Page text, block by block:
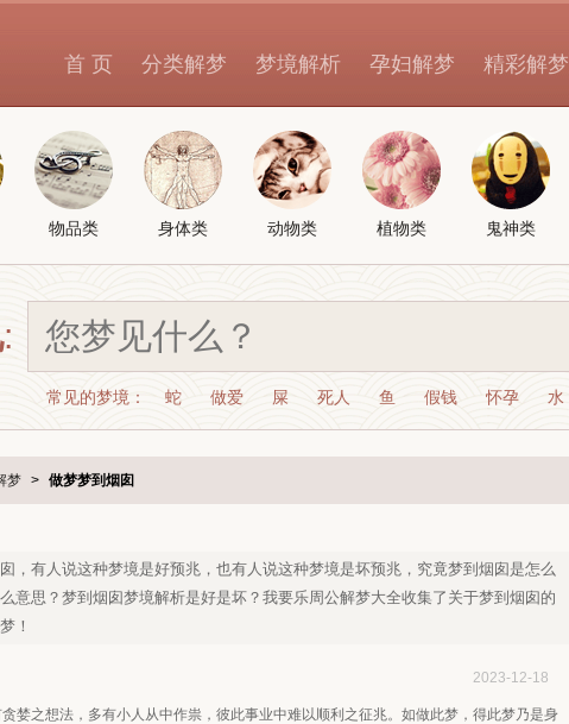
首 页 分类解梦 梦境解析 孕妇解梦 精彩解梦
物品类 身体类 动物类 植物类 鬼神类
:
常见的梦境： 蛇 做爱 屎 死人 鱼 假钱 怀孕 水
梦 > 做梦梦到烟囱
，有人说这种梦境是好预兆，也有人说这种梦境是坏预兆，究竟梦到烟囱是怎么
意思？梦到烟囱梦境解析是好是坏？我要乐周公解梦大全收集了关于梦到烟囱的
！
2023-12-18
婪之想法，多有小人从中作祟，彼此事业中难以顺利之征兆。如做此梦，得此梦乃是身